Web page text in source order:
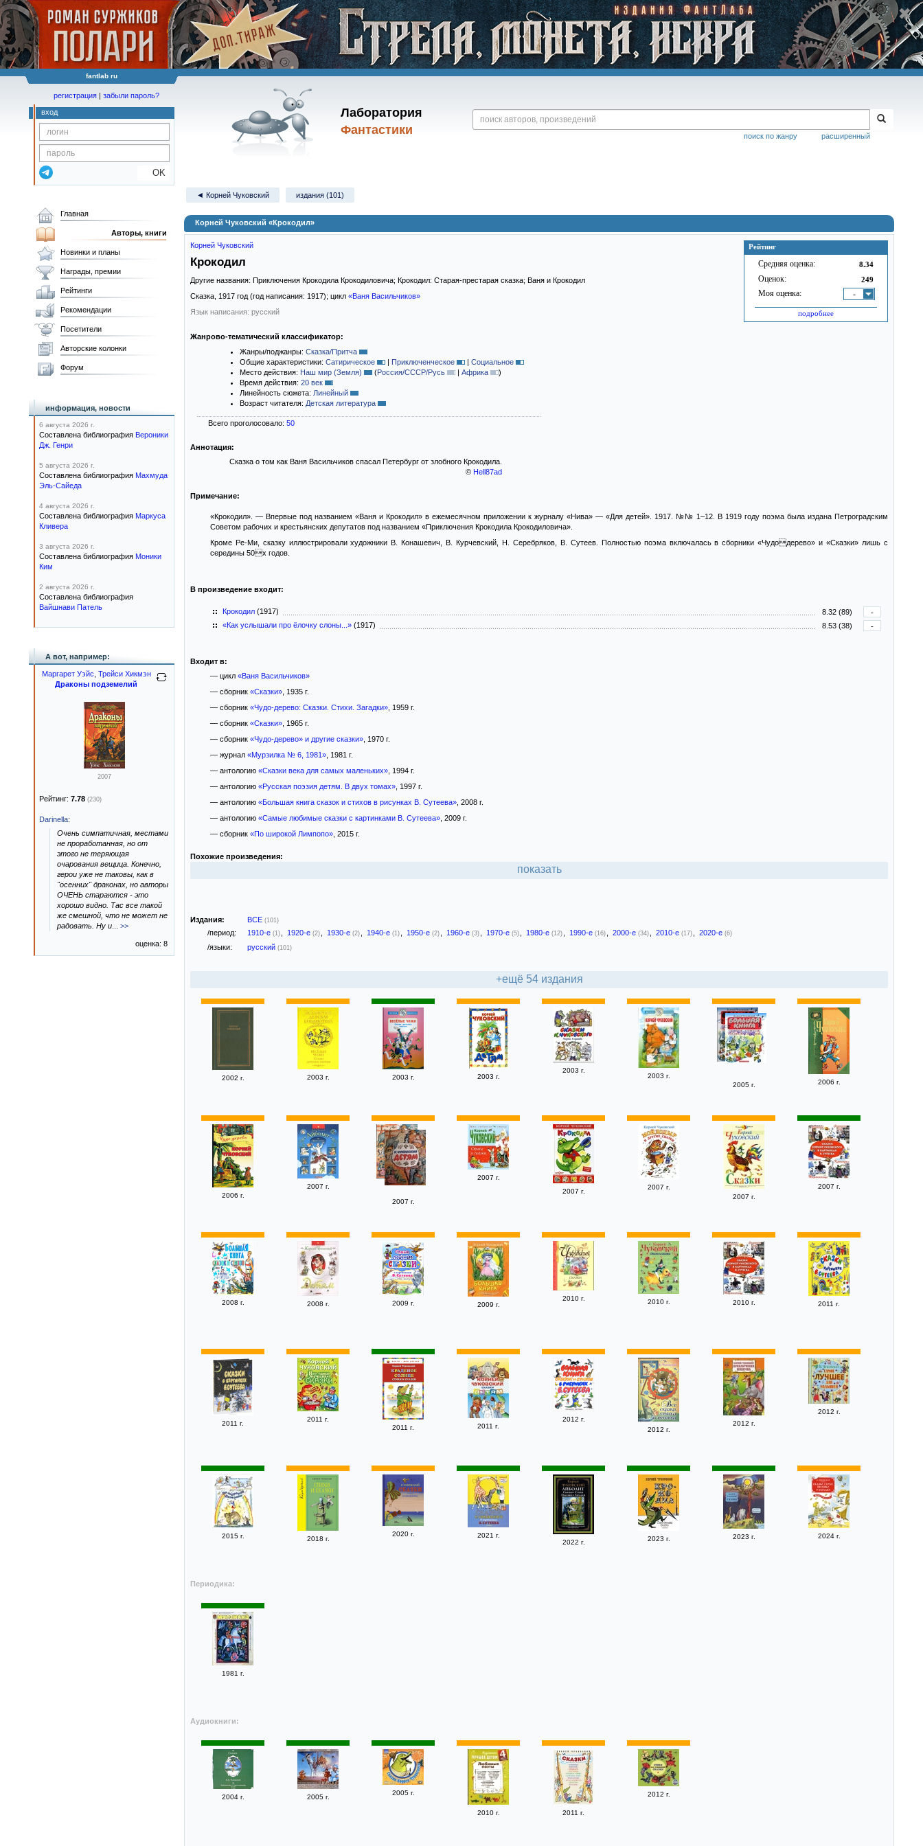
fantlab ru
Лаборатория
Фантастики
расширенный
поиск по жанру
регистрация | забыли пароль?
вход
OK
◄ Корней Чуковский издания (101)
Корней Чуковский «Крокодил»
Рейтинг
Средняя оценка: 8.34
Оценок: 249
Моя оценка: -
подробнее
Корней Чуковский
Крокодил
Другие названия: Приключения Крокодила Крокодиловича; Крокодил: Старая-престарая сказка; Ваня и Крокодил
Сказка, 1917 год (год написания: 1917); цикл «Ваня Васильчиков»
Язык написания: русский
Жанрово-тематический классификатор:
Жанры/поджанры: Сказка/Притча
Общие характеристики: Сатирическое | Приключенческое | Социальное
Место действия: Наш мир (Земля) (Россия/СССР/Русь | Африка
)
Время действия: 20 век
Линейность сюжета: Линейный
Возраст читателя: Детская литература
Всего проголосовало: 50
Аннотация:
Сказка о том как Ваня Васильчиков спасал Петербург от злобного Крокодила.
© Hell87ad
Примечание:
«Крокодил». — Впервые под названием «Ваня и Крокодил» в ежемесячном приложении к журналу «Нива» — «Для детей». 1917. №№ 1–12. В 1919 году поэма была издана Петроградским
Советом рабочих и крестьянских депутатов под названием «Приключения Крокодила Крокодиловича».
Кроме Ре-Ми, сказку иллюстрировали художники В. Конашевич, В. Курчевский, Н. Серебряков, В. Сутеев. Полностью поэма включалась в сборники «Чудодерево» и «Сказки» лишь с
середины 50х годов.
В произведение входит:
Крокодил (1917) 8.32 (89)
-
«Как услышали про ёлочку слоны...» (1917) 8.53 (38) -
Входит в:
— цикл «Ваня Васильчиков»
— сборник «Сказки», 1935 г.
— сборник «Чудо-дерево: Сказки. Стихи. Загадки», 1959 г.
— сборник «Сказки», 1965 г.
— сборник «Чудо-дерево» и другие сказки», 1970 г.
— журнал «Мурзилка № 6, 1981», 1981 г.
— антологию «Сказки века для самых маленьких», 1994 г.
— антологию «Русская поэзия детям. В двух томах», 1997 г.
— антологию «Большая книга сказок и стихов в рисунках В. Сутеева», 2008 г.
— антологию «Самые любимые сказки с картинками В. Сутеева», 2009 г.
— сборник «По широкой Лимпопо», 2015 г.
Похожие произведения:
показать
Издания: ВСЕ (101)
/период: 1910-е (1) 1920-е (2) 1930-е (2) 1940-е (1) 1950-е (2) 1960-е (3) 1970-е (5) 1980-е (12) 1990-е (16) 2000-е (34) 2010-е (17) 2020-е (6)
/языки: русский (101)
+ещё 54 издания
2002 г. 2003 г. 2003 г. 2003 г.
2003 г.
2003 г.
2005 г.
2006 г.
2006 г.
2007 г.
2007 г.
2007 г.
2007 г.
2007 г.
2007 г.
2007 г.
2008 г. 2008 г. 2009 г. 2009 г.
2010 г. 2010 г. 2010 г. 2011 г.
2011 г.
2011 г.
2011 г.
2011 г.
2012 г.
2012 г.
2012 г.
2012 г.
2015 г. 2018 г.
2020 г.
2021 г.
2022 г.
2023 г. 2023 г. 2024 г.
Периодика:
1981 г.
Аудиокниги:
2004 г. 2005 г.
2005 г.
2010 г. 2011 г.
2012 г.
Главная
Авторы, книги
Новинки и планы
Награды, премии
Рейтинги
Рекомендации
Посетители
Авторские колонки
Форум
информация, новости
6 августа 2026 г.
Составлена библиография Вероники
Дж. Генри
5 августа 2026 г.
Составлена библиография Махмуда
Эль-Сайеда
4 августа 2026 г.
Составлена библиография Маркуса
Кливера
3 августа 2026 г.
Составлена библиография Моники
Ким
2 августа 2026 г.
Составлена библиография
Вайшнави Патель
А вот, например:
Маргарет Уэйс Трейси Хикмэн
Драконы подземелий
2007
Рейтинг: 7.78 (230)
Darinella:
Очень симпатичная, местами
не проработанная, но от
этого не теряющая
очарования вещица. Конечно,
герои уже не таковы, как в
"осенних" драконах, но авторы
ОЧЕНЬ стараются - это
хорошо видно. Тас все такой
же смешной, что не может не
радовать. Ну и
>>
оценка: 8